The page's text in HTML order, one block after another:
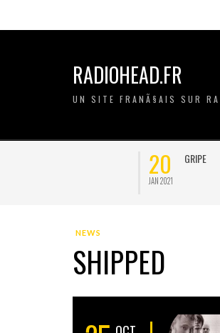
RADIOHEAD.FR
UN SITE FRANÃ§AIS SUR
NEWS
SHIPPED